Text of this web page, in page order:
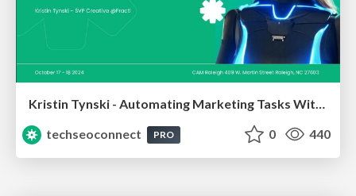
Kristin Tynski - Automating Marketing Tasks With AI
techseoconnect
PRO 0 440